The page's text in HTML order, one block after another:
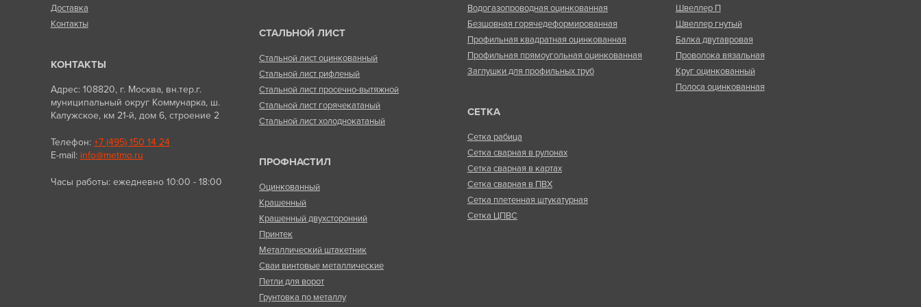
Доставка
Контакты
КОНТАКТЫ
Адрес: 108820, г. Москва, вн.тер.г.
муниципальный округ Коммунарка, ш.
Калужское, км 21-й, дом 6, строение 2
Телефон: +7 (495) 150 14 24
E-mail: info@metmo.ru
Часы работы: ежедневно 10:00 - 18:00
СТАЛЬНОЙ ЛИСТ
Стальной лист оцинкованный
Стальной лист рифленый
Стальной лист просечно-вытяжной
Стальной лист горячекатаный
Стальной лист холоднокатаный
ПРОФНАСТИЛ
Оцинкованный
Крашенный
Крашенный двухсторонний
Принтек
Металлический штакетник
Сваи винтовые металлические
Петли для ворот
Грунтовка по металлу
Водогазопроводная оцинкованная
Безшовная горячедеформированная
Профильная квадратная оцинкованная
Профильная прямоугольная оцинкованная
Заглушки для профильных труб
СЕТКА
Сетка рабица
Сетка сварная в рулонах
Сетка сварная в картах
Сетка сварная в ПВХ
Сетка плетенная штукатурная
Сетка ЦПВС
Швеллер П
Швеллер гнутый
Балка двутавровая
Проволока вязальная
Круг оцинкованный
Полоса оцинкованная